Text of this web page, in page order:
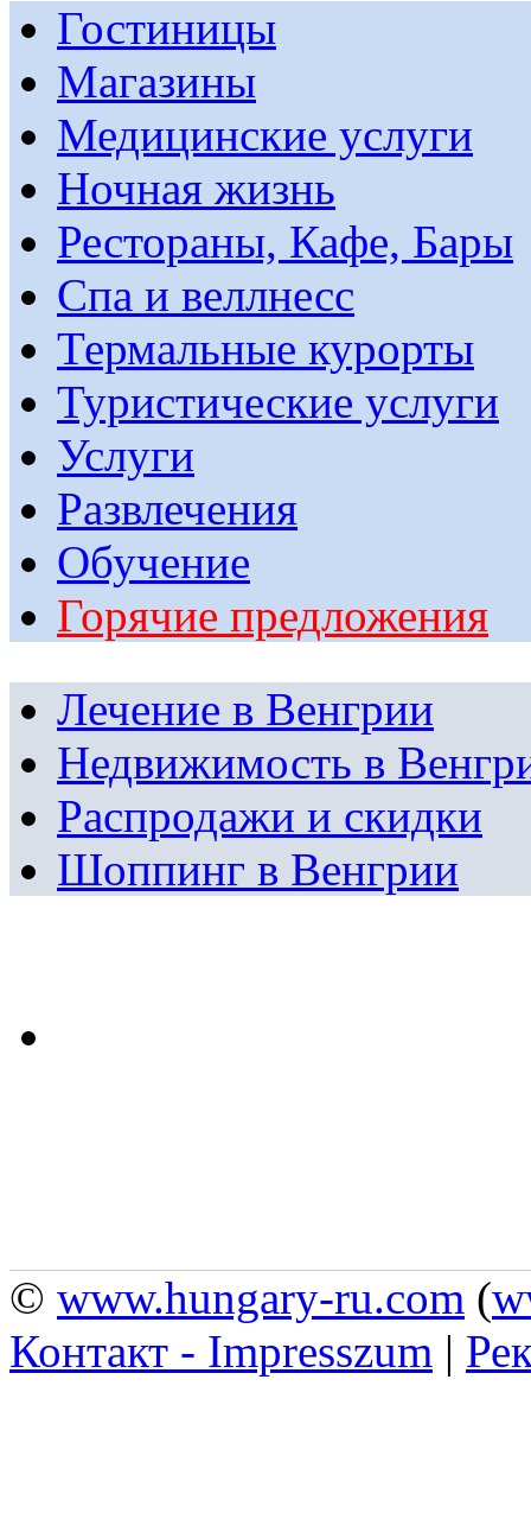
Гостиницы
Магазины
Медицинские услуги
Ночная жизнь
Рестораны, Кафе, Бары
Спа и веллнесс
Термальные курорты
Туристические услуги
Услуги
Развлечения
Обучение
Горячие предложения
Лечение в Венгрии
Недвижимость в
Распродажи и скидки
Шоппинг в Венгрии
© www.hungary-ru.com (
Контакт - Impresszum |